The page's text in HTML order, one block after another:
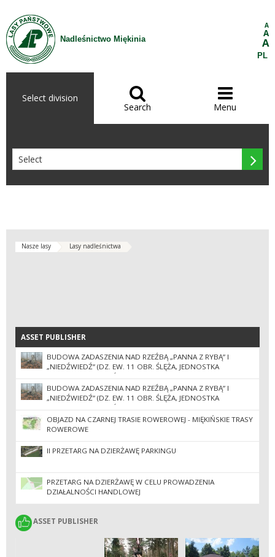
Skip to Content
Nadleśnictwo Miękinia
A
A
A
PL
Select division 
Search

Menu

Nasze lasy Lasy nadleśnictwa
ASSET PUBLISHER
ASSET PUBLISHER
BUDOWA ZADASZENIA NAD RZEŹBĄ „PANNA Z RYBĄ” I
„NIEDŹWIEDŹ” (DZ. EW. 11 OBR. ŚLĘŻA, JEDNOSTKA
EWIDENCYJNA SOBÓTKA-MIASTO) II POSTĘPOWANIE
BUDOWA ZADASZENIA NAD RZEŹBĄ „PANNA Z RYBĄ” I
„NIEDŹWIEDŹ” (DZ. EW. 11 OBR. ŚLĘŻA, JEDNOSTKA
EWIDENCYJNA SOBÓTKA-MIASTO)
OBJAZD NA CZARNEJ TRASIE ROWEROWEJ - MIĘKIŃSKIE TRASY
ROWEROWE
II PRZETARG NA DZIERŻAWĘ PARKINGU
PRZETARG NA DZIERŻAWĘ W CELU PROWADZENIA
DZIAŁALNOŚCI HANDLOWEJ
ASSET PUBLISHER
ASSET PUBLISHER